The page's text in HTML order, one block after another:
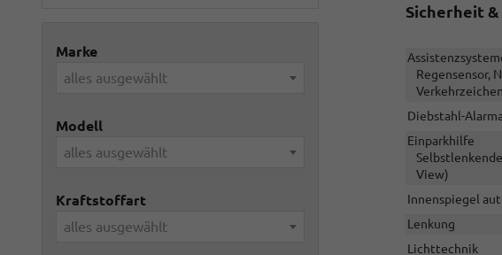
Sicherheit
Regensensor,
Diebstahl-
Einparkhilfe
View)
Innenspiegel
Lenkung
Lichttechnik
Marke
alles ausgewählt
Modell
alles ausgewählt
Kraftstoffart
alles ausgewählt